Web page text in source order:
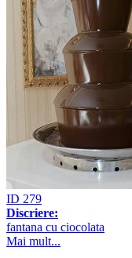
ID 279
Discriere:
fantana cu ciocolata
Mai mult...